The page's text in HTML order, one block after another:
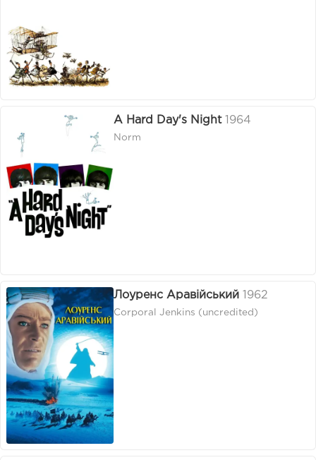
A Hard Day's Night 1964
Norm
Лоуренс Аравійський 1962
Corporal Jenkins (uncredited)